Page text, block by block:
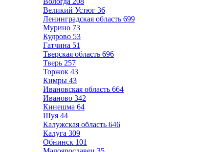
Великий Устюг 36
Ленинградская область 699
Мурино 73
Кудрово 53
Гатчина 51
Тверская область 696
Тверь 257
Торжок 43
Кимры 43
Ивановская область 664
Иваново 342
Кинешма 64
Шуя 44
Калужская область 646
Калуга 309
Обнинск 101